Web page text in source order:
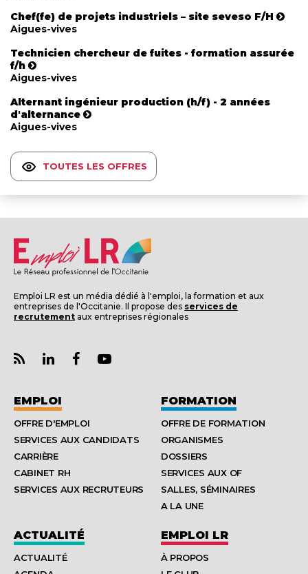
Chef(fe) de projets industriels – site seveso F/H
Aigues-vives
Technicien chercheur de fuites - formation assurée
f/h
Aigues-vives
Alternant ingénieur production (h/f) - 2 années
d'alternance
Aigues-vives
TOUTES LES OFFRES
Emploi LR est un média dédié à l'emploi, la formation et aux
entreprises de l'Occitanie. Il propose des services de
recrutement aux entreprises régionales
EMPLOI
OFFRE D'EMPLOI
SERVICES AUX CANDIDATS
CARRIÈRE
CABINET RH
SERVICES AUX RECRUTEURS
FORMATION
OFFRE DE FORMATION
ORGANISMES
DOSSIERS
SERVICES AUX OF
SALLES, SÉMINAIRES
A LA UNE
ACTUALITÉ
ACTUALITÉ
EMPLOI LR
À PROPOS